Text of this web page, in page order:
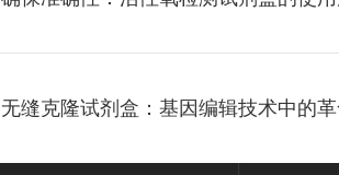
无缝克隆试剂盒：基因编辑技术中的